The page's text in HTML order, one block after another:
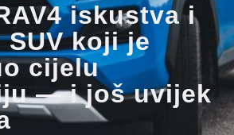
iskustva i
koji je
cijelu
— i još uvijek